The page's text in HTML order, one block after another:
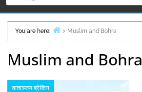
You are here:
Muslim and Bohra
Muslim and Bohra
वाताञ्जय ब्रेकिंग